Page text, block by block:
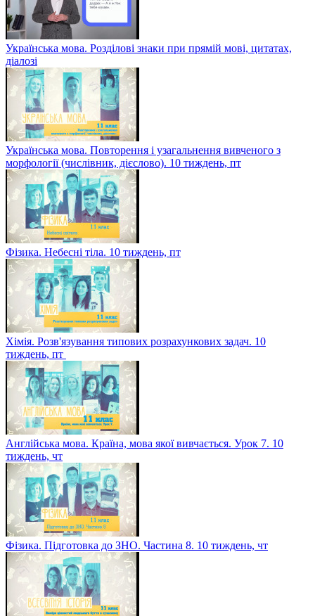
Українська мова. Розділові знаки при прямій мові, цитатах,
діалозі
Українська мова. Повторення і узагальнення вивченого з
морфології (числівник, дієслово). 10 тиждень, пт
Фізика. Небесні тіла. 10 тиждень, пт
Хімія. Розв'язування типових розрахункових задач. 10
тиждень, пт
Англійська мова. Країна, мова якої вивчається. Урок 7. 10
тиждень, чт
Фізика. Підготовка до ЗНО. Частина 8. 10 тиждень, чт